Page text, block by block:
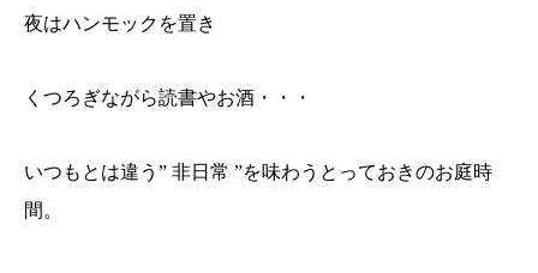
夜はハンモックを置き
くつろぎながら読書やお酒・・・
いつもとは違う” 非日常 ”を味わうとっておきのお庭時
間。